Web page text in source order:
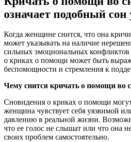
означает подобный
Когда женщине снится, что она
может указывать на наличие
сильных эмоциональных
о криках о помощи может быть
беспомощности и стремления к
Чему снится кричать о помощи во
Сновидения о криках о помощи
женщина чувствует себя уязвимой
давлению в реальной жизни.
что ее голос не слышат или что она
своих проблем самостоятельно.